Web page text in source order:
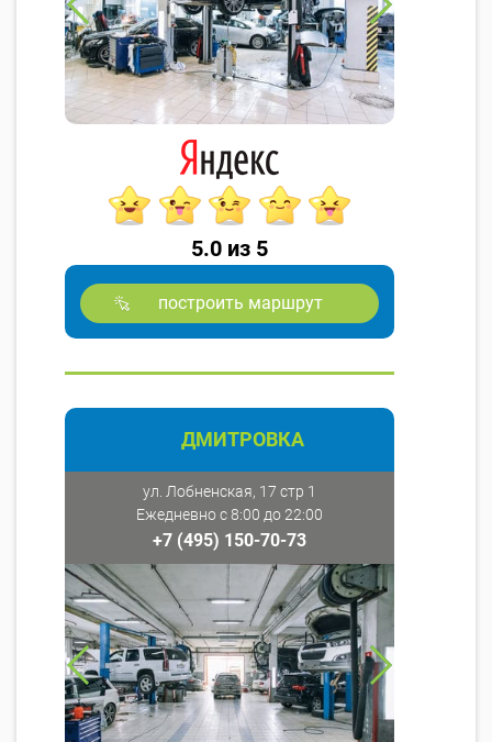
5.0 из 5
построить маршрут
ДМИТРОВКА
ул. Лобненская, 17 стр 1
Ежедневно с 8:00 до 22:00
+7 (495) 150-70-73